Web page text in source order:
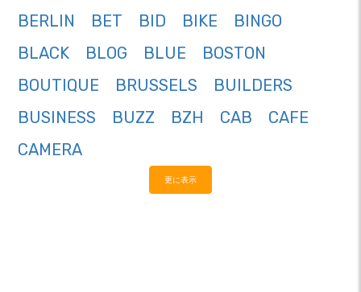
BERLIN
BET BID BIKE
BINGO
BLACK
BLOG BLUE
BOSTON
BOUTIQUE
BRUSSELS
BUILDERS
BUSINESS
BUZZ BZH CAB
CAFE
CAMERA
更に表示